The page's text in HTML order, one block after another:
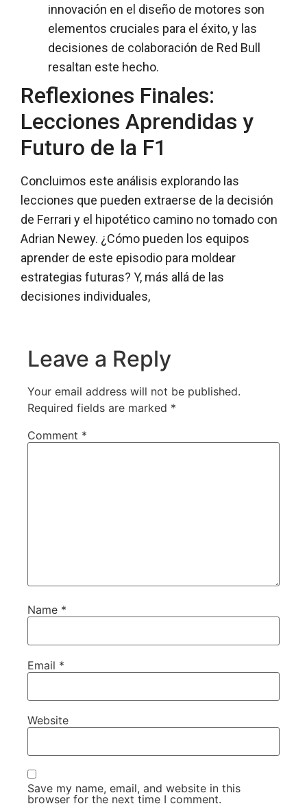
innovación en el diseño de motores son
elementos cruciales para el éxito, y las
decisiones de colaboración de Red Bull
resaltan este hecho.
Reflexiones Finales:
Lecciones Aprendidas y
Futuro de la F1
Concluimos este análisis explorando las
lecciones que pueden extraerse de la decisión
de Ferrari y el hipotético camino no tomado con
Adrian Newey. ¿Cómo pueden los equipos
aprender de este episodio para moldear
estrategias futuras? Y, más allá de las
decisiones individuales,
Leave a Reply
Your email address will not be published.
Required fields are marked *
Comment *
Name *
Email *
Website
Save my name, email, and website in this
browser for the next time I comment.